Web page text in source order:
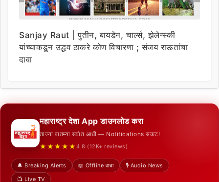
Sanjay Raut | पुतीन, बायडेन, चार्ल्स, झेलेन्स्की
यांच्याकडून उद्धव ठाकरे कोण विचारणा ; संजय राऊतांचा
दावा
महाराष्ट्र देशा App डाउनलोड करा
ताज्या बातम्या सर्वात आधी — Notifications सकट!
★★★★★ 4.8 (12K+ reviews)
🔔 Breaking Alerts 📖 Offline वाचा
🎙️ Audio News
📺 Live TV